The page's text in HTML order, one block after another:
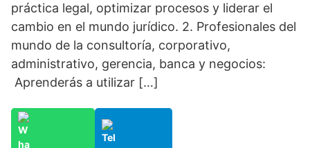
práctica legal, optimizar procesos y liderar el
cambio en el mundo jurídico. 2. Profesionales del
mundo de la consultoría, corporativo,
administrativo, gerencia, banca y negocios:
Aprenderás a utilizar […]